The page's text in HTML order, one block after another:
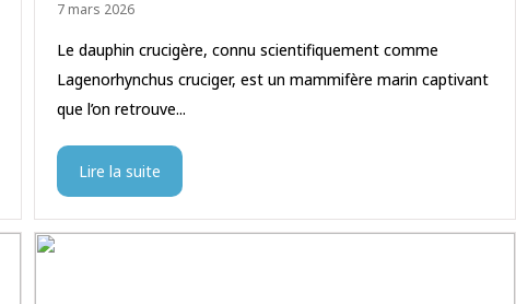
7 mars 2026
Le dauphin crucigère, connu scientifiquement comme
Lagenorhynchus cruciger, est un mammifère marin captivant
que l’on retrouve...
Lire la suite